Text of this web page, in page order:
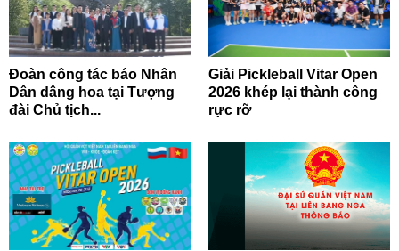
Đoàn công tác báo Nhân
Dân dâng hoa tại Tượng
đài Chủ tịch...
Giải Pickleball Vitar Open
2026 khép lại thành công
rực rỡ